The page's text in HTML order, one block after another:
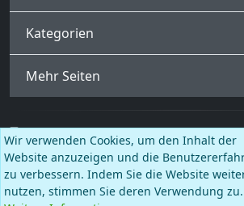
Kategorien
Mehr Seiten
© BALCANO
Facebook Instagram TikTok
Deutsch
Wir verwenden Cookies, um den Inhalt der
Website anzuzeigen und die
zu verbessern. Indem Sie die Website
nutzen, stimmen Sie deren Verwendung zu.